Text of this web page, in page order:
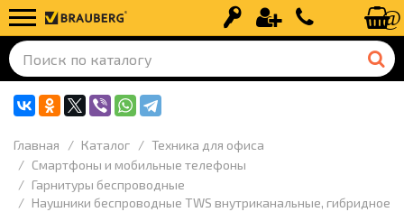
Вход Регистрация+7 (499) 110-
Главная Каталог
Техника для офиса
Смартфоны и мобильные телефоны
Гарнитуры беспроводные
Наушники беспроводные TWS внутриканальные, гибридное